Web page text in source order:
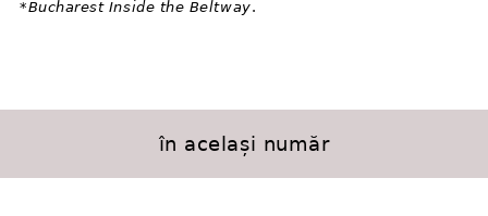
*Bucharest Inside the Beltway.
în același număr